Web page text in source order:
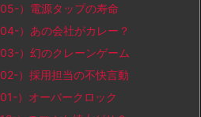
）電源タップの寿命
）あの会社がカレー？
）幻のクレーンゲーム
）採用担当の不快言動
）オーバークロック